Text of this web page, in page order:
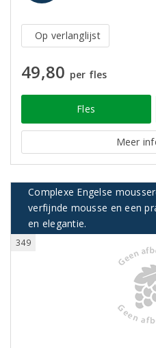
Op verlanglijst
49,80 per fles
Fles
Meer
Complexe Engelse
verfijnde mousse en een
en elegantie.
349